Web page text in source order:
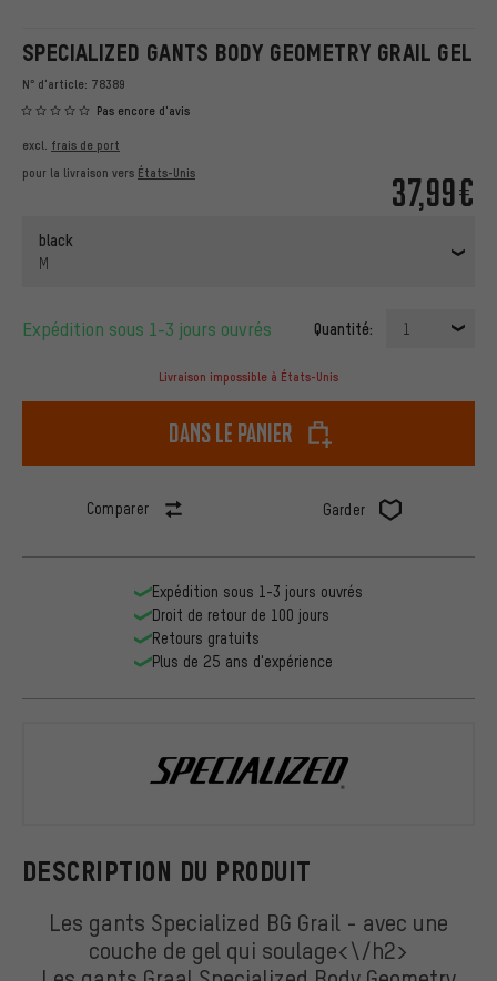
SPECIALIZED GANTS BODY GEOMETRY GRAIL GEL
N° d'article: 78389
Pas encore d'avis
37,99€
excl. frais de port
pour la livraison vers États-Unis
black
M
Expédition sous 1-3 jours ouvrés Quantité: 1
Livraison impossible à États-Unis
dans le panier
Comparer Garder
DESCRIPTION DU PRODUIT
Les gants Specialized BG Grail - avec une
couche de gel qui soulage<\/h2>
Expédition sous 1-3 jours ouvrés
Droit de retour de 100 jours
Retours gratuits
Plus de 25 ans d'expérience